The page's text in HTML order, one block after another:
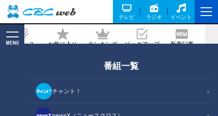
テレビ ラジオ イベント
ニュース お気に入り ランキング ピックアップ 新着記事
MENU
番組一覧
チャント！
プロ初安打で最下位チームに喝だ！